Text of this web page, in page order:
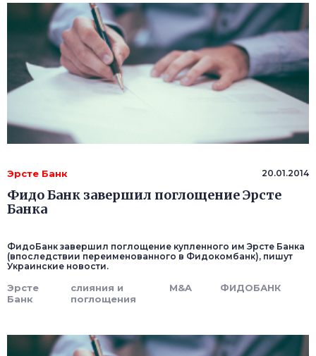
Эрсте Банк 20.01.2014
Фидо Банк завершил поглощение Эрсте
Банка
ФидоБанк завершил поглощение купленного им Эрсте Банка
(впоследствии переименованного в Фидокомбанк), пишут
Украинские новости.
Эрсте
Банк
слияния и
поглощения
M&A ФИДОБАНК